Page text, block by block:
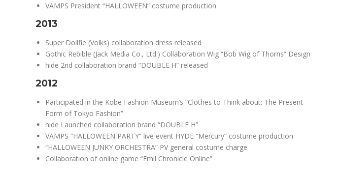
VAMPS President “HALLOWEEN” costume production
2013
Super Dollfie (Volks) collaboration dress released
Gothic Rebible (Jack Media Co., Ltd.) Collaboration Wig “Bob Wig of Thorns” Design
hide 2nd collaboration brand “DOUBLE H” released
2012
Participated in the Kobe Fashion Museum’s “Clothes to Think about: The Present
Form of Tokyo Fashion”
hide Launched collaboration brand “DOUBLE H”
VAMPS “HALLOWEEN PARTY” live event HYDE “Mercury” costume production
“HALLOWEEN JUNKY ORCHESTRA” PV general costume charge
Collaboration of online game “Emil Chronicle Online”